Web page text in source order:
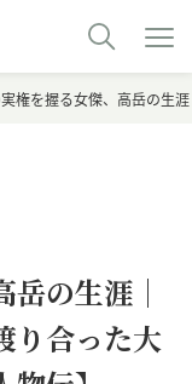
権を握る女傑、高岳の生
の生涯｜
り合った大